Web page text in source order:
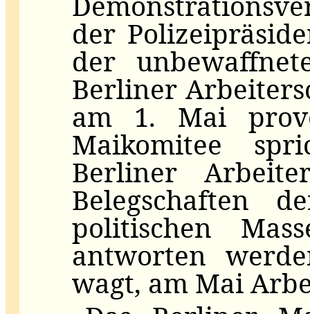
der
der
Berliner
am 1. Mai
Maikomitee
Berliner
Belegschaften
politischen
antworten
wagt, am Mai